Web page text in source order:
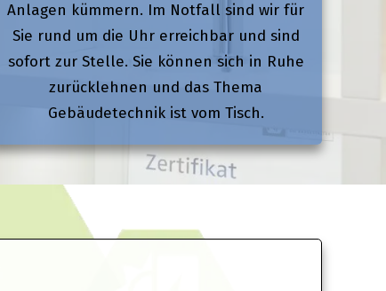
Anlagen kümmern. Im Notfall sind wir für
Sie rund um die Uhr erreichbar und sind
sofort zur Stelle. Sie können sich in Ruhe
zurücklehnen und das Thema
Gebäudetechnik ist vom Tisch.